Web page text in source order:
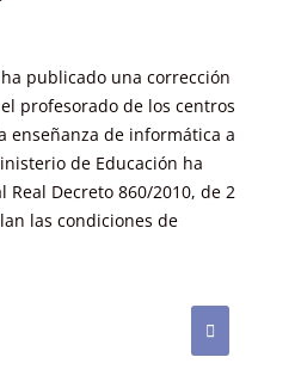
publicado una corrección
profesorado de los centros
enseñanza de informática a
de Educación ha
Decreto 860/2010, de 2
las condiciones de